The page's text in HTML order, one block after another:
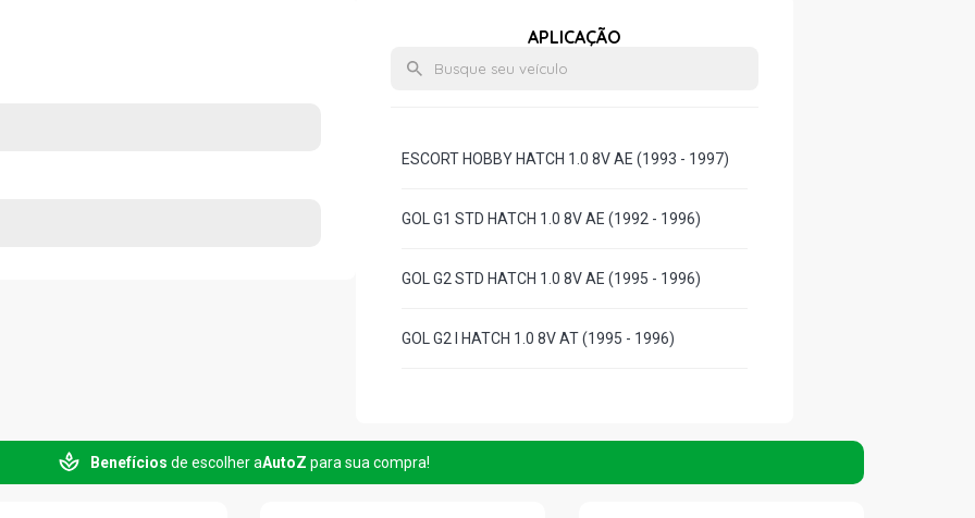
APLICAÇÃO
ESCORT HOBBY HATCH 1.0 8V AE (1993 - 1997)
GOL G1 STD HATCH 1.0 8V AE (1992 - 1996)
GOL G2 STD HATCH 1.0 8V AE (1995 - 1996)
GOL G2 I HATCH 1.0 8V AT (1995 - 1996)
Benefícios de escolher aAutoZ para sua compra!